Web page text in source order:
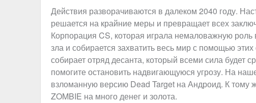
Действия разворачиваются в далеком 2040 году.
решается на крайние меры и превращает всех
Корпорация CS, которая играла немаловажную
зла и собирается захватить весь мир с помощью
собирает отряд десанта, который всеми сила будет
помогите остановить надвигающуюся угрозу. На
взломанную версию Dead Target на Андроид. К тому
ZOMBIE на много денег и золота.